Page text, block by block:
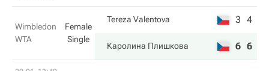
Wimbledon
WTA
Female
Single
Tereza Valentova 3 4
Каролина Плишкова 6 6